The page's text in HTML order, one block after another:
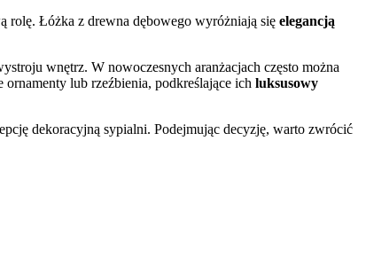
rolę. Łóżka z drewna dębowego wyróżniają się elegancją
wnętrz. W nowoczesnych aranżacjach często można
lub rzeźbienia, podkreślające ich luksusowy
dekoracyjną sypialni. Podejmując decyzję, warto zwrócić